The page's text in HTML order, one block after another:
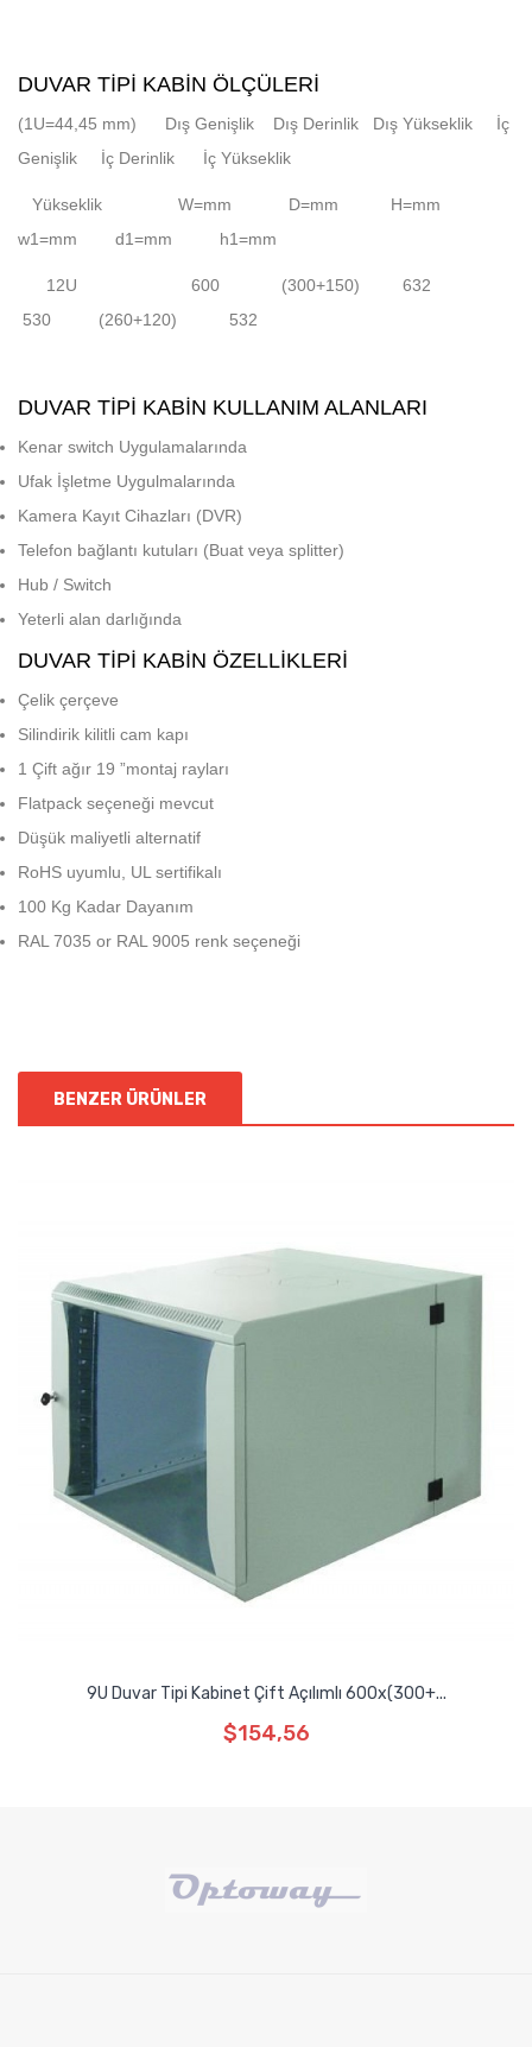
DUVAR TIPI KABIN ÖLÇÜLERI
(1U=44,45 mm) Dış Genişlik Dış Derinlik Dış Yükseklik İç
Genişlik İç Derinlik İç Yükseklik
Yükseklik W=mm D=mm H=mm
w1=mm d1=mm h1=mm
12U 600 (300+150) 632
530 (260+120) 532
DUVAR TIPI KABIN KULLANIM ALANLARI
Kenar switch Uygulamalarında
Ufak İşletme Uygulmalarında
Kamera Kayıt Cihazları (DVR)
Telefon bağlantı kutuları (Buat veya splitter)
Hub / Switch
Yeterli alan darlığında
DUVAR TIPI KABIN ÖZELLIKLERI
Çelik çerçeve
Silindirik kilitli cam kapı
1 Çift ağır 19 ”montaj rayları
Flatpack seçeneği mevcut
Düşük maliyetli alternatif
RoHS uyumlu, UL sertifikalı
100 Kg Kadar Dayanım
RAL 7035 or RAL 9005 renk seçeneği
BENZER ÜRÜNLER
9U Duvar Tipi Kabinet Çift Açılımlı 600x(300+...
$154,56